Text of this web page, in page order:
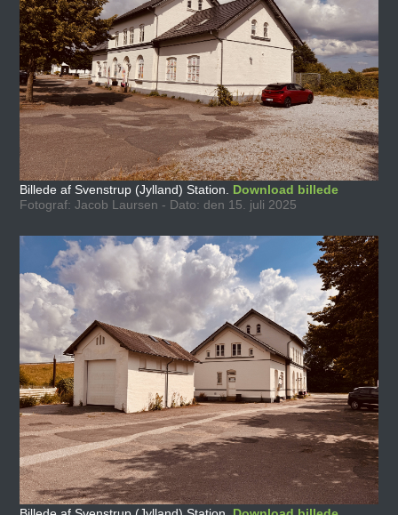
Billede af Svenstrup (Jylland) Station. Download billede
Fotograf: Jacob Laursen - Dato: den 15. juli 2025